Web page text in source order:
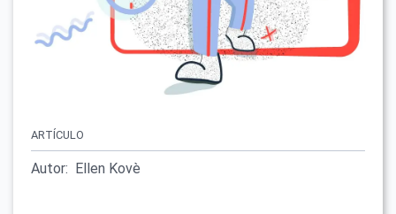
ARTÍCULO
Autor: Ellen Kovè